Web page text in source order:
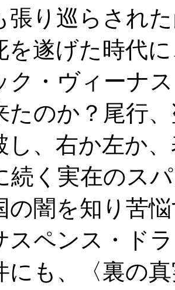
張り巡らされ
を遂げた時代
ク・ヴィーナ
たのか？尾行
し、右か左か
続く実在のス
の闇を知り苦
スペンス・ド
にも、〈裏の